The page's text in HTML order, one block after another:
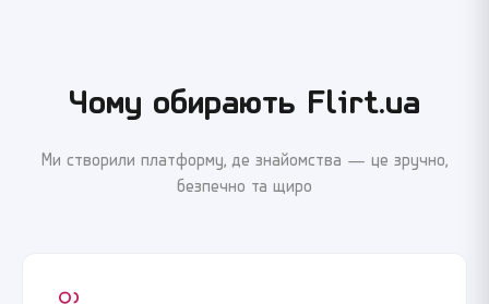
Чому обирають Flirt.ua
Ми створили платформу, де знайомства — це зручно,
безпечно та щиро